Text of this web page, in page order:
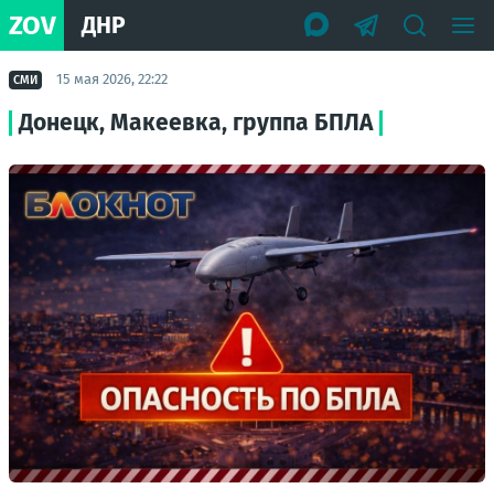
ZOV ДНР
СМИ 15 мая 2026, 22:22
Донецк, Макеевка, группа БПЛА